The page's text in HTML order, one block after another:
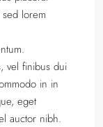
lorem
vel finibus dui
in in
eget
auctor nibh.